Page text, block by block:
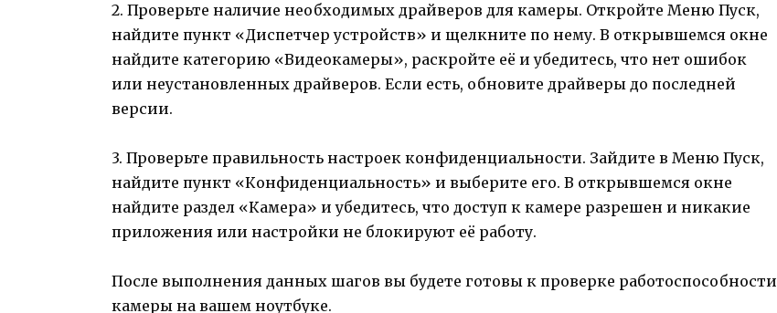
2. Проверьте наличие необходимых драйверов для камеры. Откройте Меню Пуск,
найдите пункт «Диспетчер устройств» и щелкните по нему. В открывшемся окне
найдите категорию «Видеокамеры», раскройте её и убедитесь, что нет ошибок
или неустановленных драйверов. Если есть, обновите драйверы до последней
версии.
3. Проверьте правильность настроек конфиденциальности. Зайдите в Меню Пуск,
найдите пункт «Конфиденциальность» и выберите его. В открывшемся окне
найдите раздел «Камера» и убедитесь, что доступ к камере разрешен и никакие
приложения или настройки не блокируют её работу.
После выполнения данных шагов вы будете готовы к проверке работоспособности
камеры на вашем ноутбуке.